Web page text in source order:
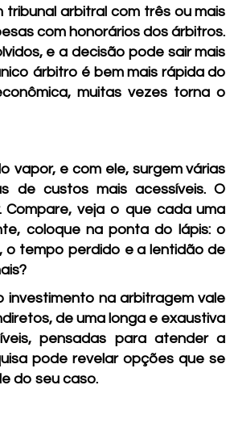
arbitral com três ou mais
com honorários dos árbitros.
e a decisão pode sair mais
árbitro é bem mais rápida do
muitas vezes torna o
vapor, e com ele, surgem várias
de custos mais acessíveis. O
veja o que cada uma
coloque na ponta do lápis: o
o tempo perdido e a lentidão de
investimento na arbitragem vale
de uma longa e exaustiva
pensadas para atender a
pode revelar opções que se
do seu caso.